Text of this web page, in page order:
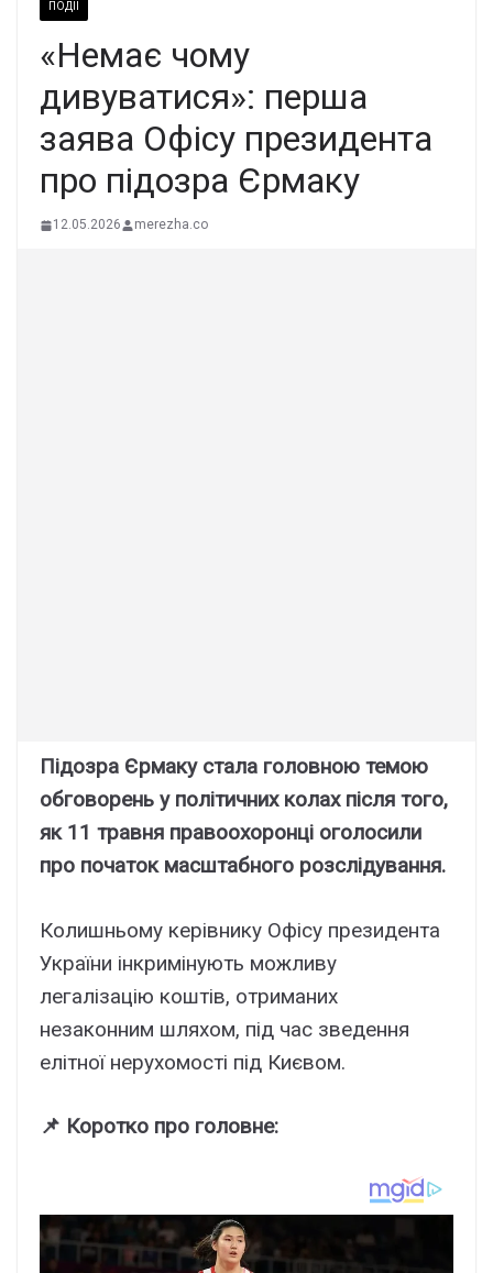
ПОДІЇ
«Немає чому
дивуватися»: перша
заява Офісу президента
про підозра Єрмаку
12.05.2026 merezha.co
Підозра Єрмаку стала головною темою
обговорень у політичних колах після того,
як 11 травня правоохоронці оголосили
про початок масштабного розслідування.
Колишньому керівнику Офісу президента
України інкримінують можливу
легалізацію коштів, отриманих
незаконним шляхом, під час зведення
елітної нерухомості під Києвом.
📌 Коротко про головне: